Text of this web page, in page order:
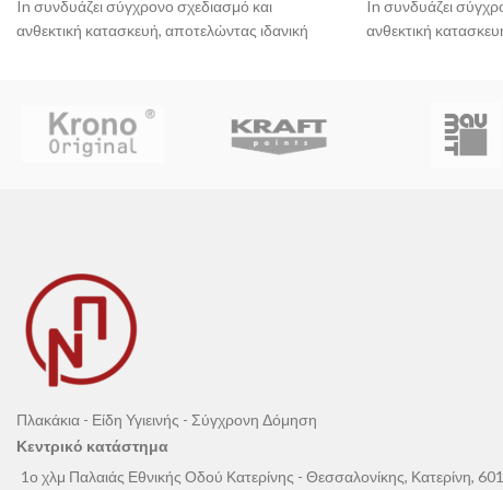
In συνδυάζει σύγχρονο σχεδιασμό και
ανθεκτική κατασκευή, αποτελώντας ιδανική
περιορισμό της συσσώρευσης αλάτων και
λεκέδων από το νερό, προσφέροντας
In συνδυάζει
ανθεκτική
περιορισμό της
λεκέδων από το
Πλακάκια - Είδη Υγιεινής - Σύγχρονη Δόμηση
Κεντρικό κατάστημα
1ο χλμ Παλαιάς Εθνικής Οδού Κατερίνης - Θεσσαλονίκης, Κατερίνη,